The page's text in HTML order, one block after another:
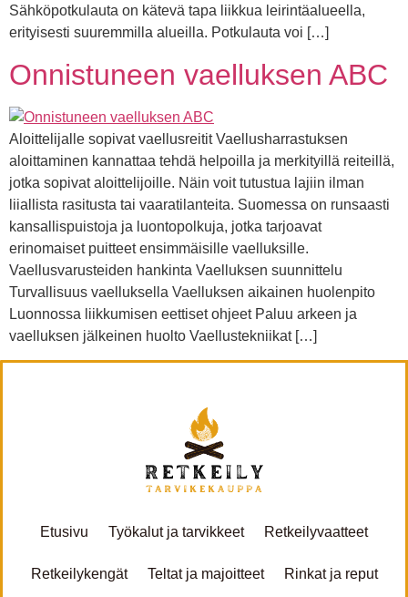
Sähköpotkulauta on kätevä tapa liikkua leirintäalueella,
erityisesti suuremmilla alueilla. Potkulauta voi […]
Onnistuneen vaelluksen ABC
Aloittelijalle sopivat vaellusreitit Vaellusharrastuksen
aloittaminen kannattaa tehdä helpoilla ja merkityillä reiteillä,
jotka sopivat aloittelijoille. Näin voit tutustua lajiin ilman
liiallista rasitusta tai vaaratilanteita. Suomessa on runsaasti
kansallispuistoja ja luontopolkuja, jotka tarjoavat
erinomaiset puitteet ensimmäisille vaelluksille.
Vaellusvarusteiden hankinta Vaelluksen suunnittelu
Turvallisuus vaelluksella Vaelluksen aikainen huolenpito
Luonnossa liikkumisen eettiset ohjeet Paluu arkeen ja
vaelluksen jälkeinen huolto Vaellustekniikat […]
Etusivu Työkalut ja tarvikkeet Retkeilyvaatteet
Retkeilykengät Teltat ja majoitteet Rinkat ja reput